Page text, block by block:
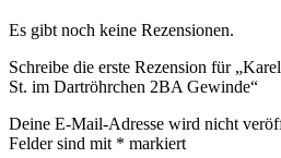
Es gibt noch keine Rezensionen.
Schreibe die erste Rezension für
St. im Dartröhrchen 2BA Gewinde“
Deine E-Mail-Adresse wird nicht
Felder sind mit * markiert